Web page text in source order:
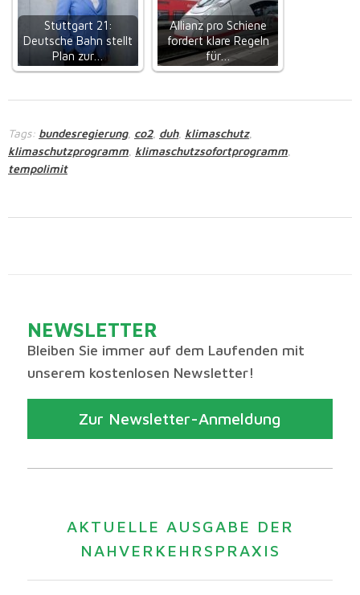
Stuttgart 21:
Deutsche Bahn stellt
Plan zur…
Allianz pro Schiene
fordert klare Regeln
für…
Tags: bundesregierung, co2, duh, klimaschutz,
klimaschutzprogramm klimaschutzsofortprogramm
tempolimit
NEWSLETTER
Bleiben Sie immer auf dem Laufenden mit
unserem kostenlosen Newsletter!
Zur Newsletter-Anmeldung
AKTUELLE AUSGABE DER
NAHVERKEHRSPRAXIS